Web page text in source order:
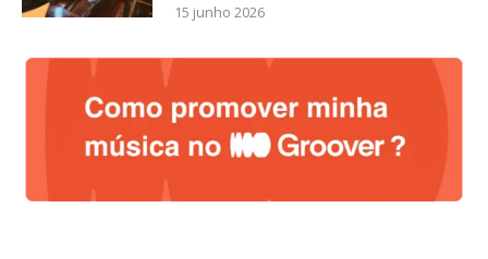
15 junho 2026